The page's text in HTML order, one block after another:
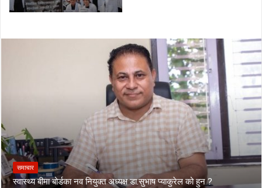
समाचार
स्वास्थ्य बीमा बोर्डका नव नियुक्त अध्यक्ष डा.सुभाष प्याकुरेल को हुन ?